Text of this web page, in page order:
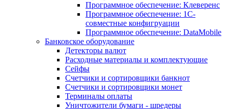
Программное обеспечение: Клеверенс
Программное обеспечение: 1С-
совместные конфигруации
Программное обеспечение: DataMobile
Банковское оборудование
Детекторы валют
Расходные материалы и комплектующие
Сейфы
Счетчики и сортировщики банкнот
Счетчики и сортировщики монет
Терминалы оплаты
Уничтожители бумаги - шредеры